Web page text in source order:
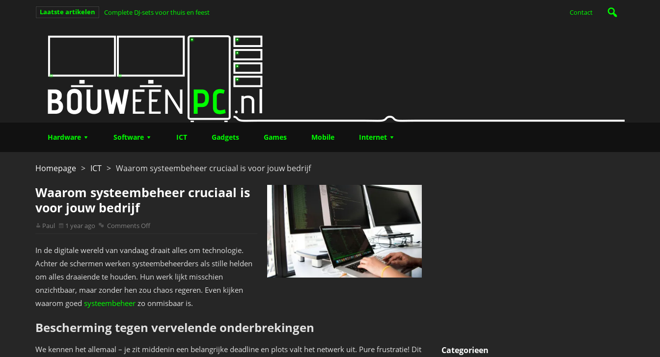
Contact
Laatste artikelen Clair Obscur: Expedition 33 – alles wat je moet weten over de verrassende RPG-hit
van het jaar (Deel 1)
Hardware Software ICT Gadgets Games Mobile Internet
Homepage > ICT > Waarom systeembeheer cruciaal is voor jouw bedrijf
Waarom systeembeheer cruciaal is
voor jouw bedrijf
Paul 1 year ago Comments Off
In de digitale wereld van vandaag draait alles om technologie.
Achter de schermen werken systeembeheerders als stille helden
om alles draaiende te houden. Hun werk lijkt misschien
onzichtbaar, maar zonder hen zou chaos regeren. Even kijken
waarom goed systeembeheer zo onmisbaar is.
Bescherming tegen vervelende onderbrekingen
We kennen het allemaal – je zit middenin een belangrijke deadline en plots valt het netwerk uit. Pure frustratie! Dit
Categorieen